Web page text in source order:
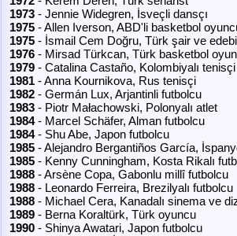
1973 - Jennie Widegren, İsveçli dansçı
1975 - Allen Iverson, ABD'li basketbol
1975 - İsmail Cem Doğru, Türk şair ve
1976 - Mirsad Türkcan, Türk basketbol
1979 - Catalina Castaño, Kolombiyalı tenisçi
1981 - Anna Kournikova, Rus tenisçi
1982 - Germán Lux, Arjantinli futbolcu
1983 - Piotr Małachowski, Polonyalı atlet
1984- Marcel Schäfer, Alman futbolcu
1984- Shu Abe, Japon futbolcu
1985 - Alejandro Bergantiños García,
1985 - Kenny Cunningham, Kosta Rikalı
1988 - Arsène Copa, Gabonlu millî futbolcu
1988 - Leonardo Ferreira, Brezilyalı futbolcu
1988 - Michael Cera, Kanadalı sinema ve
1989 - Berna Koraltürk, Türk oyuncu
1990 - Shinya Awatari, Japon futbolcu